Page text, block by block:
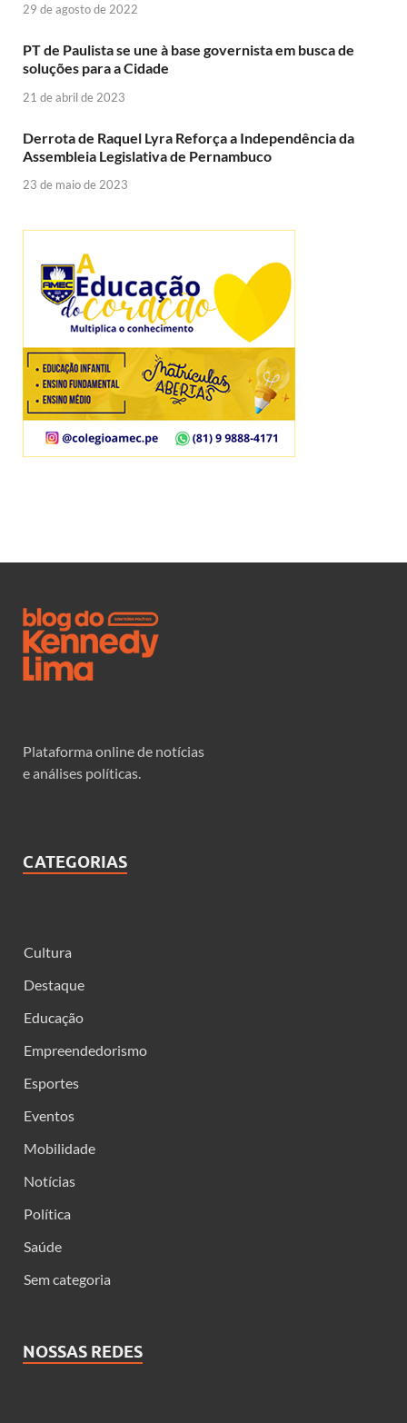
29 de agosto de 2022
PT de Paulista se une à base governista em busca de
soluções para a Cidade
21 de abril de 2023
Derrota de Raquel Lyra Reforça a Independência da
Assembleia Legislativa de Pernambuco
23 de maio de 2023
Plataforma online de notícias
e análises políticas.
CATEGORIAS
Cultura
Destaque
Educação
Empreendedorismo
Esportes
Eventos
Mobilidade
Notícias
Política
Saúde
Sem categoria
NOSSAS REDES